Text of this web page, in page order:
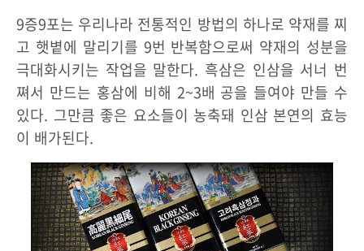
9증9포는 우리나라 전통적인 방법의 하나로 약재를 찌
고 햇볕에 말리기를 9번 반복함으로써 약재의 성분을
극대화시키는 작업을 말한다. 흑삼은 인삼을 서너 번
쪄서 만드는 홍삼에 비해 2~3배 공을 들여야 만들 수
있다. 그만큼 좋은 요소들이 농축돼 인삼 본연의 효능
이 배가된다.